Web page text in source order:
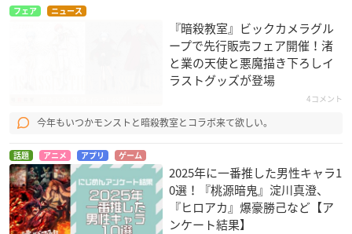
フェア ニュース
『暗殺教室』ビックカメラグル
ープで先行販売フェア開催！渚
と業の天使と悪魔描き下ろしイ
ラストグッズが登場
4コメント
今年もいつかモンストと暗殺教室とコラボ来て欲しい。
話題 アニメ アプリ ゲーム
2025年に一番推した男性キャラ1
0選！『桃源暗鬼』淀川真澄、
『ヒロアカ』爆豪勝己など【ア
ンケート結果】